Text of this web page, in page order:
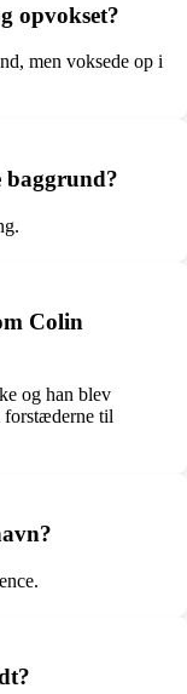
opvokset?
men voksede op i
baggrund?
Colin
og han blev
forstæderne til